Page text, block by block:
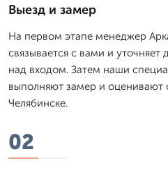
Выезд и замер
На первом этапе менеджер
связывается с вами и уточняет
над входом. Затем наши
выполняют замер и оценивают
Челябинске.
02